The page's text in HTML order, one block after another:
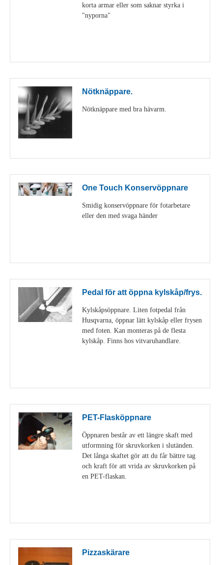
korta armar eller som saknar styrka i
"nyporna"
Nötknäppare.
Nötknäppare med bra hävarm.
One Touch Konservöppnare
Smidig konservöppnare för fotarbetare
eller den med svaga händer
Pedal för att öppna kylskåp/frys.
Kylskåpsöppnare. Liten fotpedal från
Husqvarna, öppnar lätt kylskåp eller frysen
med foten. Kan monteras på de flesta
kylskåp. Finns hos vitvaruhandlare.
PET-Flasköppnare
Öppnaren består av ett längre skaft med
utformning för skruvkorken i slutänden.
Det långa skaftet gör att du får bättre tag
och kraft för att vrida av skruvkorken på
en PET-flaskan.
Pizzaskärare